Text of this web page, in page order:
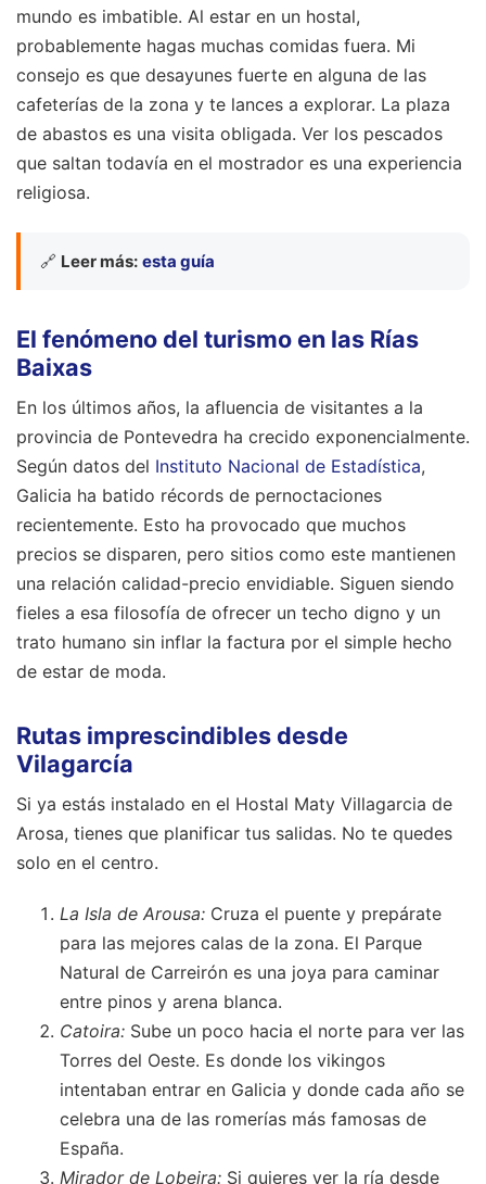
mundo es imbatible. Al estar en un hostal,
probablemente hagas muchas comidas fuera. Mi
consejo es que desayunes fuerte en alguna de las
cafeterías de la zona y te lances a explorar. La plaza
de abastos es una visita obligada. Ver los pescados
que saltan todavía en el mostrador es una experiencia
religiosa.
🔗 Leer más: esta guía
El fenómeno del turismo en las Rías
Baixas
En los últimos años, la afluencia de visitantes a la
provincia de Pontevedra ha crecido exponencialmente.
Según datos del Instituto Nacional de Estadística,
Galicia ha batido récords de pernoctaciones
recientemente. Esto ha provocado que muchos
precios se disparen, pero sitios como este mantienen
una relación calidad-precio envidiable. Siguen siendo
fieles a esa filosofía de ofrecer un techo digno y un
trato humano sin inflar la factura por el simple hecho
de estar de moda.
Rutas imprescindibles desde
Vilagarcía
Si ya estás instalado en el Hostal Maty Villagarcia de
Arosa, tienes que planificar tus salidas. No te quedes
solo en el centro.
La Isla de Arousa: Cruza el puente y prepárate
para las mejores calas de la zona. El Parque
Natural de Carreirón es una joya para caminar
entre pinos y arena blanca.
Catoira: Sube un poco hacia el norte para ver las
Torres del Oeste. Es donde los vikingos
intentaban entrar en Galicia y donde cada año se
celebra una de las romerías más famosas de
España.
Mirador de Lobeira: Si quieres ver la ría desde